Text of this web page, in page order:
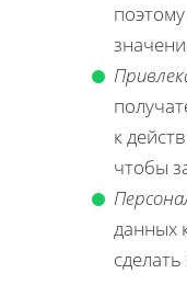
к
чтобы
данных